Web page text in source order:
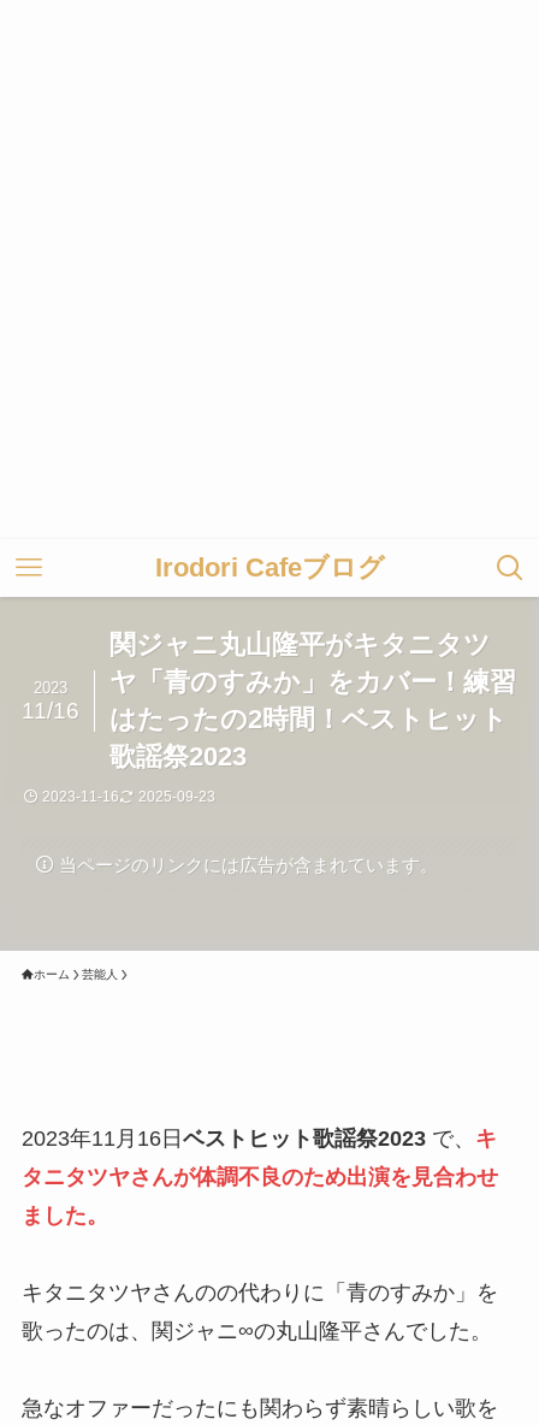
Irodori Cafeブログ
関ジャニ丸山隆平がキタニタツ
ヤ「青のすみか」をカバー！練習
はたったの2時間！ベストヒット
歌謡祭2023
2023
11/16
2023-11-16 2025-09-23
当ページのリンクには広告が含まれています。
ホーム 芸能人
2023年11月16日ベストヒット歌謡祭2023で、 キ
タニタツヤさんが体調不良のため出演を見合わせ
ました。
キタニタツヤさんのの代わりに「青のすみか」を
歌ったのは、関ジャニ∞の丸山隆平さんでした。
急なオファーだったにも関わらず素晴らしい歌を